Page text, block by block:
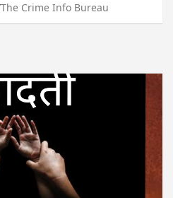
The Crime Info Bureau